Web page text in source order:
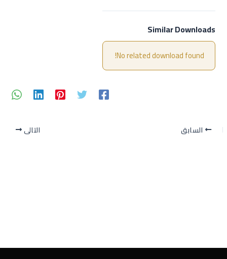
Similar Downloads
No related download found!
السابق التالي